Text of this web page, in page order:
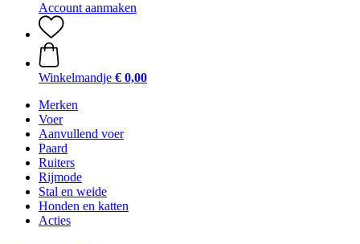
Account aanmaken
Winkelmandje € 0,00
Merken
Voer
Aanvullend voer
Paard
Ruiters
Rijmode
Stal en weide
Honden en katten
Acties